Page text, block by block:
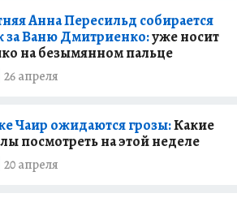
Анна Пересильд собирается
за Ваню Дмитриенко:уже носит
на безымянном пальце
26 апреля
Чаир ожидаются грозы:Какие
посмотреть на этой неделе
20 апреля